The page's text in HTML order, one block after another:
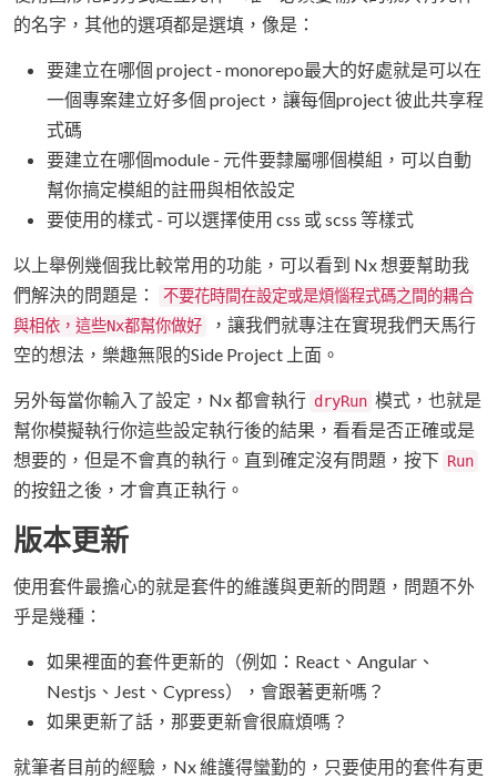
的名字，其他的選項都是選填，像是：
要建立在哪個 project - monorepo最大的好處就是可以在
一個專案建立好多個 project，讓每個project 彼此共享程
式碼
要建立在哪個module - 元件要隸屬哪個模組，可以自動
幫你搞定模組的註冊與相依設定
要使用的樣式 - 可以選擇使用 css 或 scss 等樣式
以上舉例幾個我比較常用的功能，可以看到 Nx 想要幫助我
們解決的問題是：
不要花時間在設定或是煩惱程式碼之間的耦合
與相依，這些Nx都幫你做好
，讓我們就專注在實現我們天馬行
空的想法，樂趣無限的Side Project 上面。
另外每當你輸入了設定，Nx 都會執行 dryRun 模式，也就是
幫你模擬執行你這些設定執行後的結果，看看是否正確或是
想要的，但是不會真的執行。直到確定沒有問題，按下 Run
的按鈕之後，才會真正執行。
版本更新
使用套件最擔心的就是套件的維護與更新的問題，問題不外
乎是幾種：
如果裡面的套件更新的（例如：React、Angular、
Nestjs、Jest、Cypress），會跟著更新嗎？
如果更新了話，那要更新會很麻煩嗎？
就筆者目前的經驗，Nx 維護得蠻勤的，只要使用的套件有更